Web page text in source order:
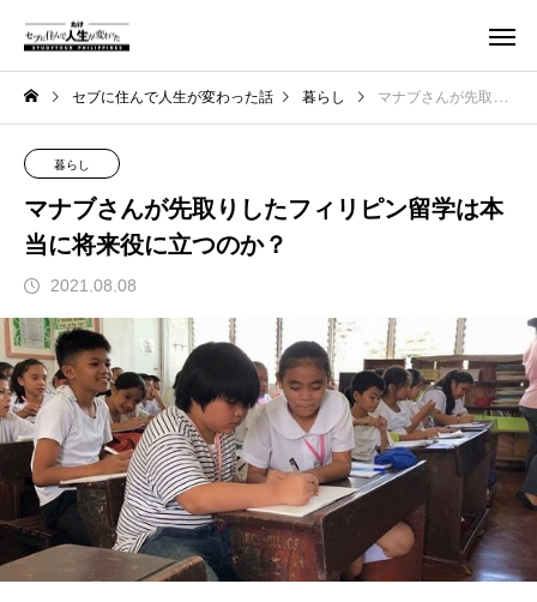
セブに住んで人生が変わった話 暮らし マナブさんが先取りしたフィリピン留学は本当に将来役に立つのか？
暮らし
マナブさんが先取りしたフィリピン留学は本
当に将来役に立つのか？
2021.08.08